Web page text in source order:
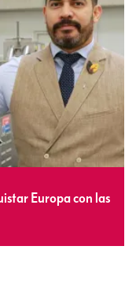
Europa con las